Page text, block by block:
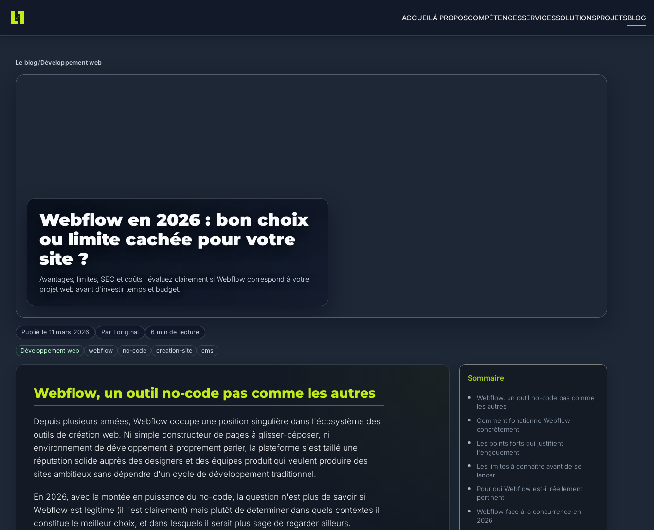
Loriginal ACCUEILÀ PROPOSCOMPÉTENCESSERVICESSOLUTIONSPROJETSBLOG
Le blog /Développement web
Webflow en 2026 : bon choix
ou limite cachée pour votre
site ?
Avantages, limites, SEO et coûts : évaluez clairement si Webflow correspond à votre
projet web avant d'investir temps et budget.
Publié le 11 mars 2026 Par Loriginal 6 min de lecture
Développement web webflow no-code creation-site cms
Webflow, un outil no-code pas comme les autres
Depuis plusieurs années, Webflow occupe une position singulière dans l'écosystème des
outils de création web. Ni simple constructeur de pages à glisser-déposer, ni
environnement de développement à proprement parler, la plateforme s'est taillé une
réputation solide auprès des designers et des équipes produit qui veulent produire des
sites ambitieux sans dépendre d'un cycle de développement traditionnel.
En 2026, avec la montée en puissance du no-code, la question n'est plus de savoir si
Webflow est légitime (il l'est clairement) mais plutôt de déterminer dans quels contextes il
constitue le meilleur choix, et dans lesquels il serait plus sage de regarder ailleurs.
Sommaire
Webflow, un outil no-code pas comme
les autres
Comment fonctionne Webflow
concrètement
Les points forts qui justifient
l'engouement
Les limites à connaître avant de se
lancer
Pour qui Webflow est-il réellement
pertinent
Webflow face à la concurrence en
2026